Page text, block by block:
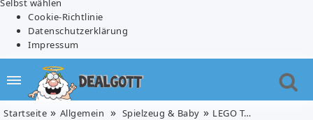
Selbst wählen
Cookie-Richtlinie
Datenschutzerklärung
Impressum
Startseite Allgemein Spielzeug & Baby LEGO Technic Monster Jam Sparkle Smash (42220) für 18,99€ (Vergleich: 25,78€)